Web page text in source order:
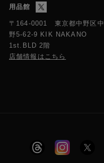
用品館
〒164-0001 東京都中野区中
野5-62-9 KIK NAKANO
1st.BLD 2階
店舗情報はこちら